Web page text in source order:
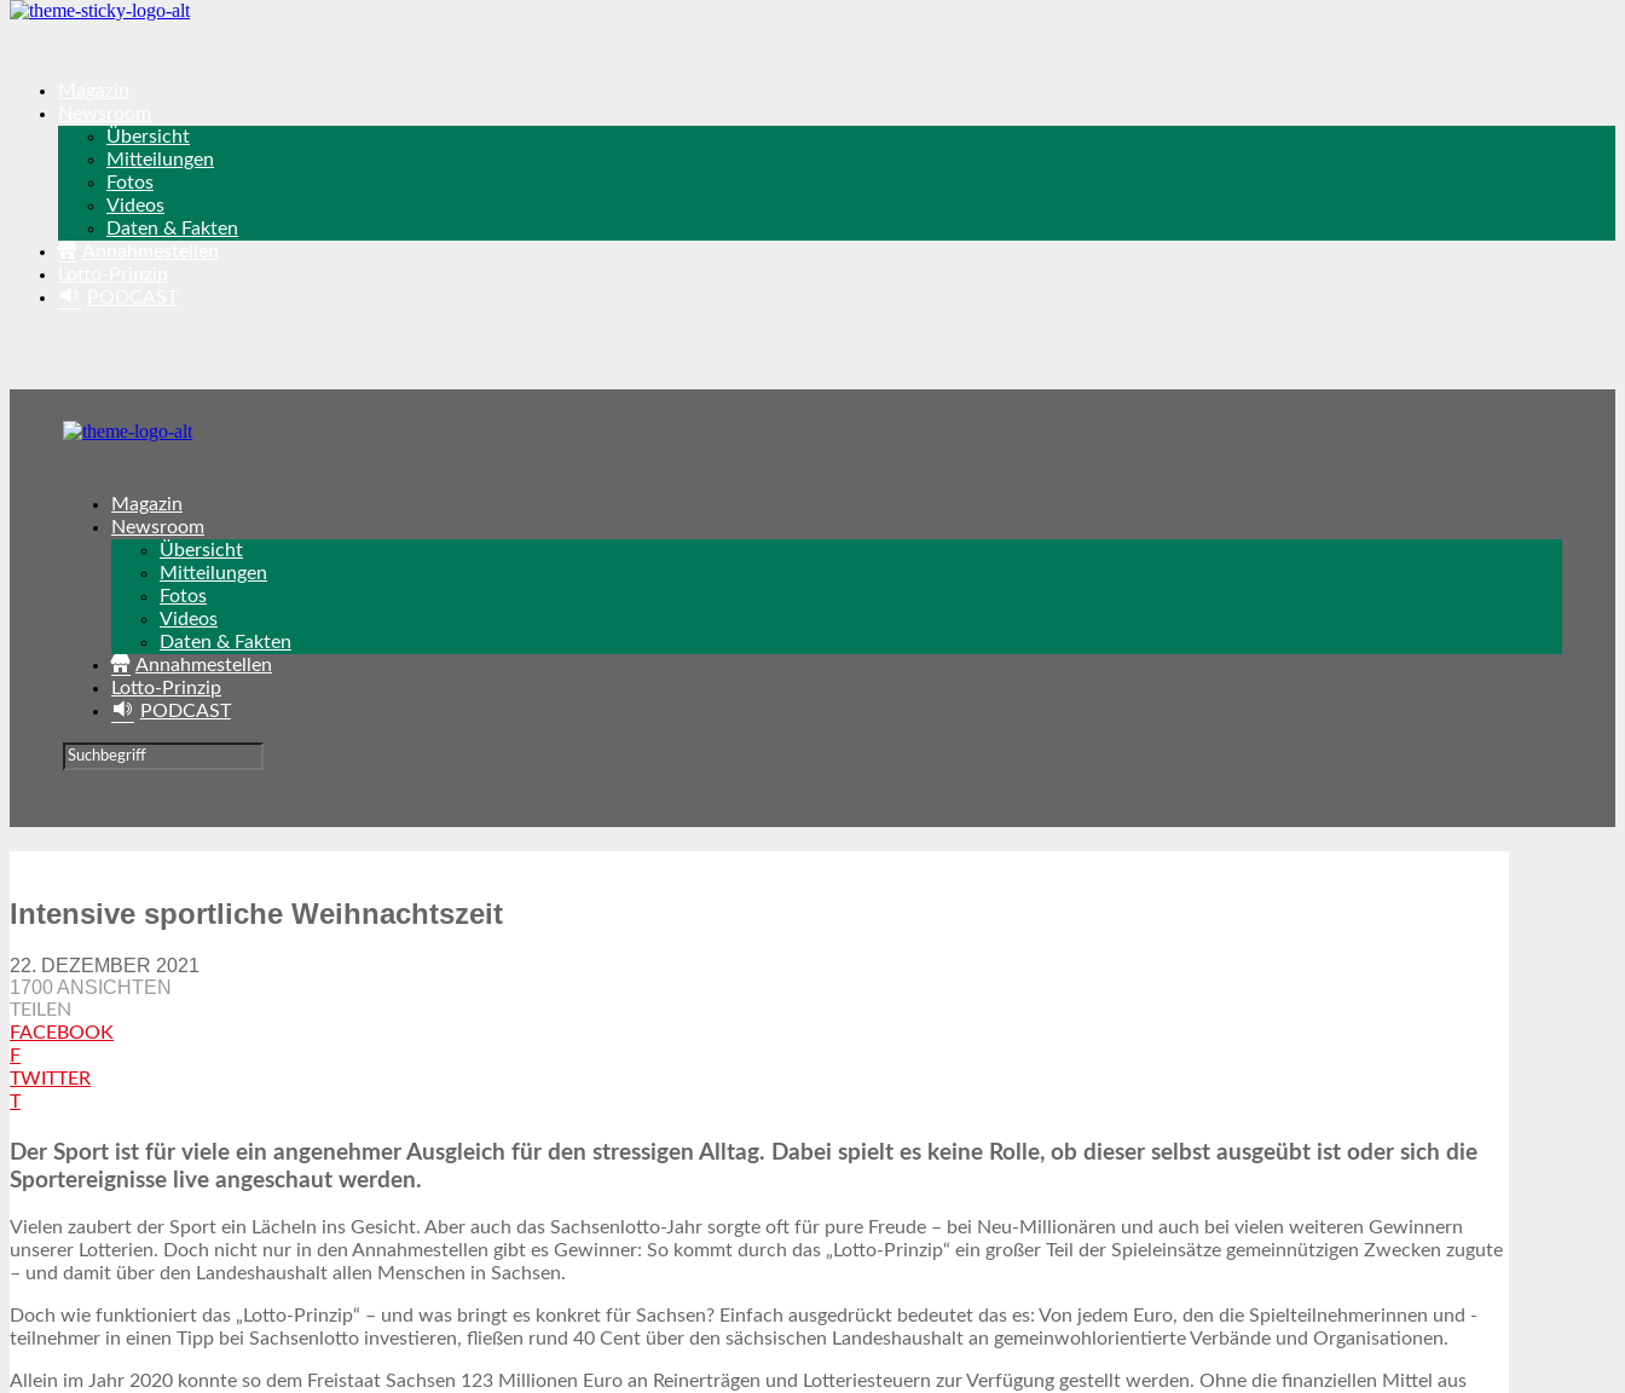
Übersicht
Mitteilungen
Fotos
Videos
Daten & Fakten
Magazin
Newsroom
Übersicht
Mitteilungen
Fotos
Videos
Daten & Fakten
Annahmestellen
Lotto-Prinzip
PODCAST
Intensive sportliche Weihnachtszeit
22. DEZEMBER 2021
1700 ANSICHTEN
TEILEN
FACEBOOK
F
TWITTER
T
Der Sport ist für viele ein angenehmer Ausgleich für den stressigen Alltag. Dabei spielt es keine Rolle, ob dieser selbst ausgeübt ist oder sich die
Sportereignisse live angeschaut werden.
Vielen zaubert der Sport ein Lächeln ins Gesicht. Aber auch das Sachsenlotto-Jahr sorgte oft für pure Freude – bei Neu-Millionären und auch bei vielen weiteren Gewinnern
unserer Lotterien. Doch nicht nur in den Annahmestellen gibt es Gewinner: So kommt durch das „Lotto-Prinzip“ ein großer Teil der Spieleinsätze gemeinnützigen Zwecken zugute
– und damit über den Landeshaushalt allen Menschen in Sachsen.
Doch wie funktioniert das „Lotto-Prinzip“ – und was bringt es konkret für Sachsen? Einfach ausgedrückt bedeutet das es: Von jedem Euro, den die Spielteilnehmerinnen und -
teilnehmer in einen Tipp bei Sachsenlotto investieren, fließen rund 40 Cent über den sächsischen Landeshaushalt an gemeinwohlorientierte Verbände und Organisationen.
Allein im Jahr 2020 konnte so dem Freistaat Sachsen 123 Millionen Euro an Reinerträgen und Lotteriesteuern zur Verfügung gestellt werden. Ohne die finanziellen Mittel aus